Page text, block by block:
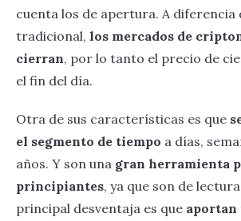
cuenta los de apertura. A diferencia
tradicional, los mercados de
cierran, por lo tanto el precio de
el fin del día.
Otra de sus características es que
el segmento de tiempo a días,
años. Y son una gran herramienta
principiantes, ya que son de
principal desventaja es que